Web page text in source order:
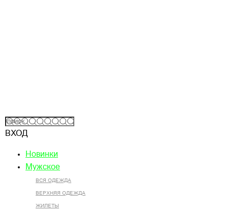
ВХОД
Новинки
Мужское
ВСЯ ОДЕЖДА
ВЕРХНЯЯ ОДЕЖДА
ЖИЛЕТЫ